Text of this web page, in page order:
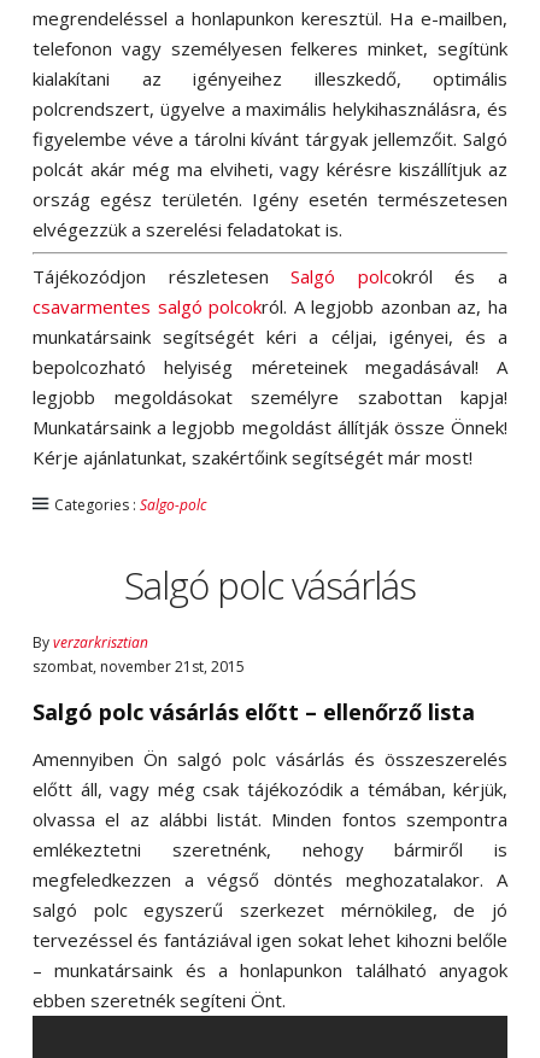
megrendeléssel a honlapunkon keresztül. Ha e-mailben,
telefonon vagy személyesen felkeres minket, segítünk
kialakítani az igényeihez illeszkedő, optimális
polcrendszert, ügyelve a maximális helykihasználásra, és
figyelembe véve a tárolni kívánt tárgyak jellemzőit. Salgó
polcát akár még ma elviheti, vagy kérésre kiszállítjuk az
ország egész területén. Igény esetén természetesen
elvégezzük a szerelési feladatokat is.
Tájékozódjon részletesenSalgó polcokról és a
csavarmentes salgó polcokról. A legjobb azonban az, ha
munkatársaink segítségét kéri a céljai, igényei, és a
bepolcozható helyiség méreteinek megadásával! A
legjobb megoldásokat személyre szabottan kapja!
Munkatársaink a legjobb megoldást állítják össze Önnek!
Kérje ajánlatunkat, szakértőink segítségét már most!
Categories : Salgo-polc
Salgó polc vásárlás
Byverzarkrisztian
szombat, november21 st, 2015
Salgó polc vásárlás előtt – ellenőrző lista
Amennyiben Ön salgó polc vásárlás és összeszerelés
előtt áll, vagy még csak tájékozódik a témában, kérjük,
olvassa el az alábbi listát. Minden fontos szempontra
emlékeztetni szeretnénk, nehogy bármiről is
megfeledkezzen a végső döntés meghozatalakor. A
salgó polc egyszerű szerkezet mérnökileg, de jó
tervezéssel és fantáziával igen sokat lehet kihozni belőle
– munkatársaink és a honlapunkon található anyagok
ebben szeretnék segíteni Önt.